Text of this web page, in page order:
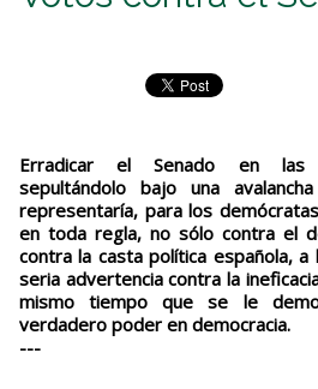
Erradicar el Senado en las
sepultándolo bajo una
representaría, para los
en toda regla, no sólo contra el
contra la casta política española, a
seria advertencia contra la
mismo tiempo que se le
verdadero poder en democracia.
---